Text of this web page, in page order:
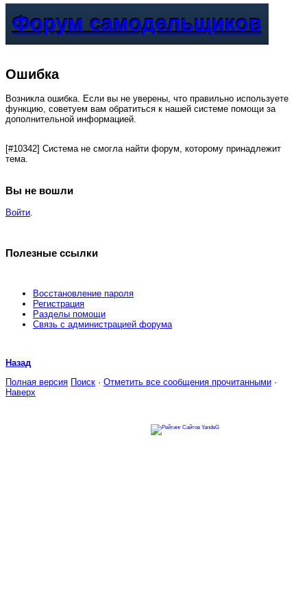
Форум самодельщиков
Ошибка
Возникла ошибка. Если вы не уверены, что правильно используете
функцию, советуем вам обратиться к нашей системе помощи за
дополнительной информацией.
[#10342] Система не смогла найти форум, которому принадлежит
тема.
Вы не вошли
Войти
Полезные ссылки
Восстановление пароля
Регистрация
Разделы помощи
Связь с администрацией форума
Назад
Полная версия Поиск · Отметить все сообщения прочитанными ·
Наверх